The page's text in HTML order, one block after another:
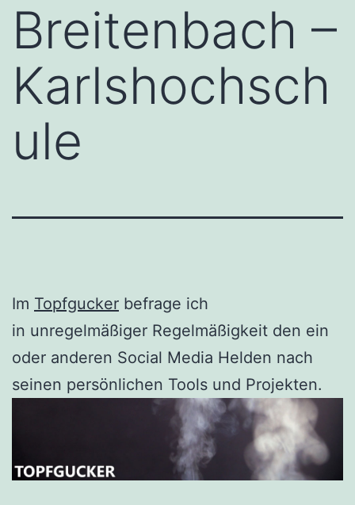
Breitenbach –
Karlshochsch
ule
Im Topfgucker befrage ich
in unregelmäßiger Regelmäßigkeit den ein
oder anderen Social Media Helden nach
seinen persönlichen Tools und Projekten.